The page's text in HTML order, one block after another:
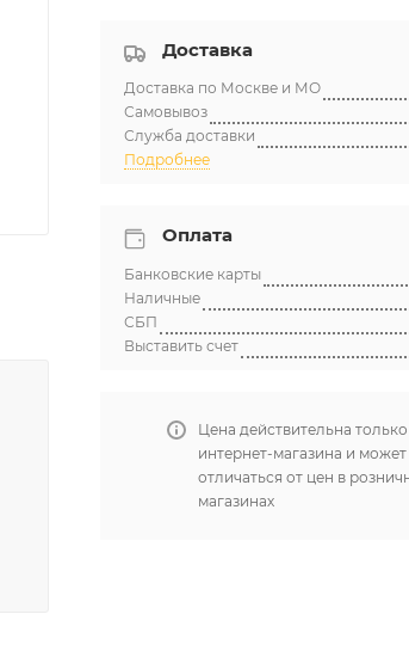
Доставка
Доставка по Москве и МО
Самовывоз
Служба доставки
Подробнее
Оплата
Банковские карты
Наличные
СБП
Выставить счет
Цена действительна
интернет-магазина и может
отличаться от цен в
магазинах